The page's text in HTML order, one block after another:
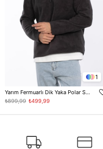
1
Yarım Fermuarlı Dik Yaka Polar Sweatshirt - Antrasit
₺499,99
₺899,99